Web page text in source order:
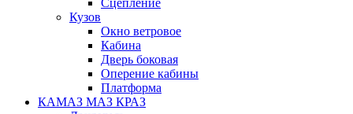
Сцепление
Кузов
Окно ветровое
Кабина
Дверь боковая
Оперение кабины
Платформа
КАМАЗ МАЗ КРАЗ